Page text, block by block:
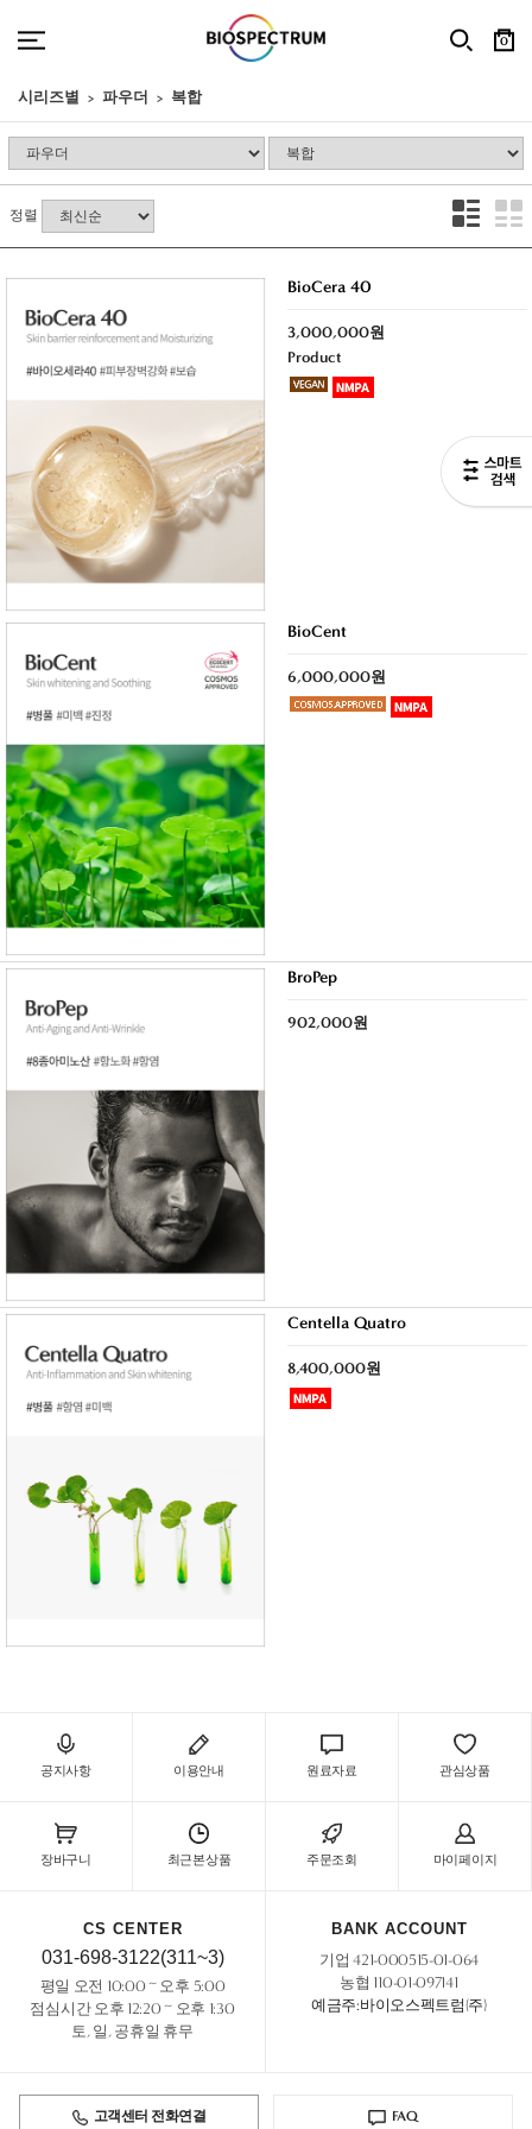
0
시리즈별 파우더 복합
정렬
BioCera 40
3,000,000원
Product
BioCent
6,000,000원
BroPep
902,000원
Centella Quatro
8,400,000원
공지사항 이용안내 원료자료 관심상품
장바구니 최근본상품 주문조회 마이페이지
CS CENTER
031-698-3122(311~3)
평일 오전 10:00 ~ 오후 5:00
점심시간 오후 12:20 ~ 오후 1:30
토, 일, 공휴일 휴무
BANK ACCOUNT
기업 421-000515-01-064
농협 110-01-097141
예금주:바이오스펙트럼(주)
고객센터 전화연결 FAQ